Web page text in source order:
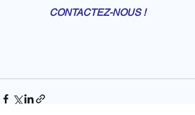
CONTACTEZ-NOUS !